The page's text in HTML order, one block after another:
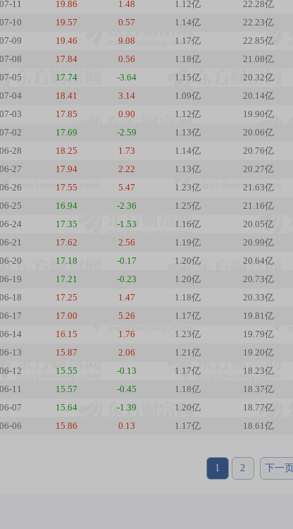
11
19.86 1.48 1.12亿 22.28亿
10
19.57 0.57 1.14亿 22.23亿
09
19.46 9.08 1.17亿 22.85亿
08
17.84 0.56 1.18亿 21.08亿
05
17.74 -3.64 1.15亿 20.32亿
04
18.41 3.14 1.09亿 20.14亿
03
17.85 0.90 1.12亿 19.90亿
02
17.69 -2.59 1.13亿 20.06亿
28
18.25 1.73 1.14亿 20.76亿
27
17.94 2.22 1.13亿 20.27亿
26
17.55 5.47 1.23亿 21.63亿
25
16.94 -2.36 1.25亿 21.16亿
24
17.35 -1.53 1.16亿 20.05亿
21
17.62 2.56 1.19亿 20.99亿
20
17.18 -0.17 1.20亿 20.64亿
19
17.21 -0.23 1.20亿 20.73亿
18
17.25 1.47 1.18亿 20.33亿
17
17.00 5.26 1.17亿 19.81亿
14
16.15 1.76 1.23亿 19.79亿
13
15.87 2.06 1.21亿 19.20亿
12
15.55 -0.13 1.17亿 18.23亿
11
15.57 -0.45 1.18亿 18.37亿
07
15.64 -1.39 1.20亿 18.77亿
06
15.86 0.13 1.17亿 18.61亿
1 2 下一页